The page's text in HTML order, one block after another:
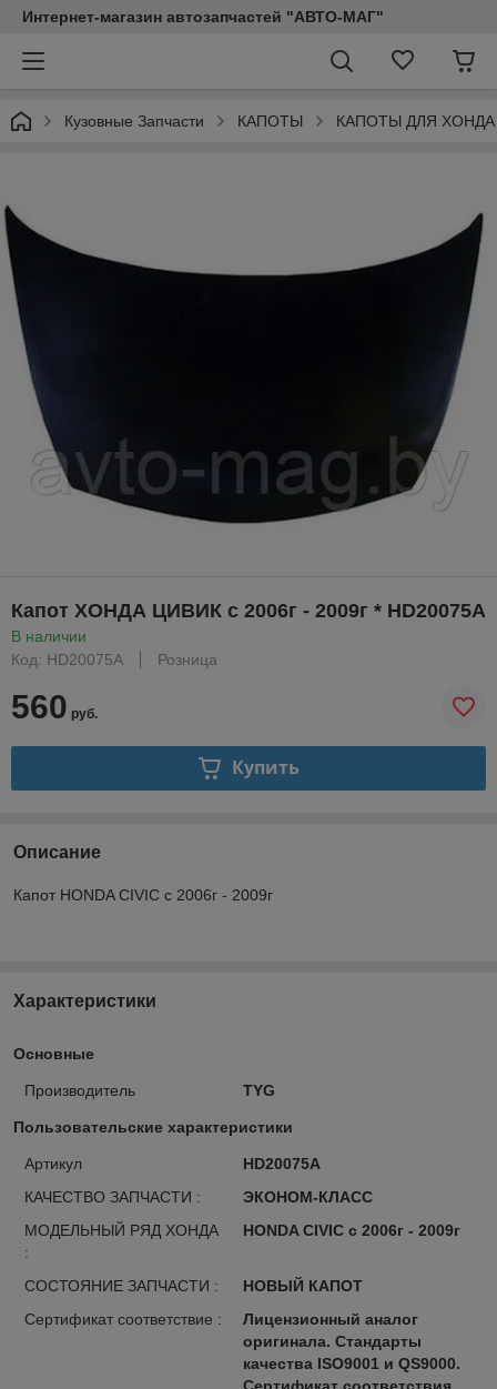
Интернет-магазин автозапчастей "АВТО-МАГ"
Кузовные Запчасти КАПОТЫ КАПОТЫ ДЛЯ ХОНДА
Капот ХОНДА ЦИВИК с 2006г - 2009г * HD20075A
В наличии
Код: HD20075A
Розница
560 руб.
Купить
Описание
Капот HONDA CIVIC с 2006г - 2009г
Характеристики
Основные
Производитель TYG
Пользовательские характеристики
Артикул
HD20075A
КАЧЕСТВО ЗАПЧАСТИ :
ЭКОНОМ-КЛАСС
МОДЕЛЬНЫЙ РЯД ХОНДА
:
HONDA CIVIC с 2006г - 2009г
СОСТОЯНИЕ ЗАПЧАСТИ :
НОВЫЙ КАПОТ
Сертификат соответствие :
Лицензионный аналог
оригинала. Стандарты
качества ISO9001 и QS9000.
Сертификат соответствия